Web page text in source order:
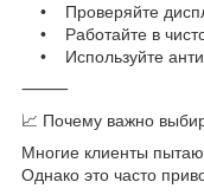
• Проверяйте
• Работайте в
• Используйте
⸻
📈 Почему важно
Многие клиенты
Однако это часто